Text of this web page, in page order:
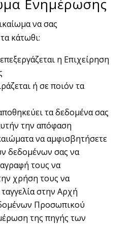
Ενημέρωσης
να σας
κάτωθι:
η Επιχείρηση
ή σε ποιόν τα
τα δεδομένα σας
την απόφαση
να αμφισβητήσετε
δεδομένων σας να
τους να
χρήση τους να
στην Αρχή
Προσωπικού
της πηγής των